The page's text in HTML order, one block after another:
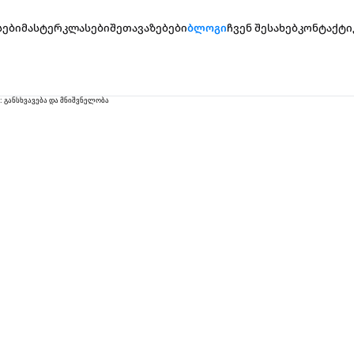
მასტერკლასებიშეთავაზებებიბლოგიჩვენ შესახებკონტაქტი